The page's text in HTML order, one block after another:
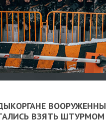
ВЗЯТЬ ШТУРМОМ